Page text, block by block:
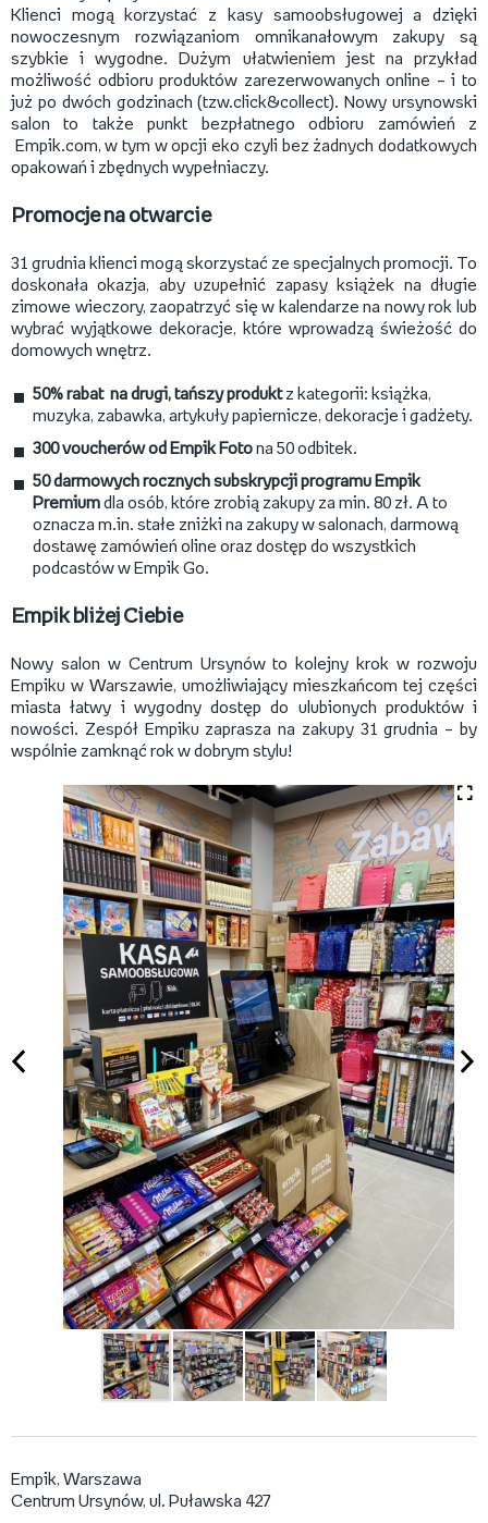
Klienci mogą korzystać z kasy samoobsługowej a dzięki
nowoczesnym rozwiązaniom omnikanałowym zakupy są
szybkie i wygodne. Dużym ułatwieniem jest na przykład
możliwość odbioru produktów zarezerwowanych online – i to
już po dwóch godzinach (tzw.click&collect). Nowy ursynowski
salon to także punkt bezpłatnego odbioru zamówień z
Empik.com, w tym w opcji eko czyli bez żadnych dodatkowych
opakowań i zbędnych wypełniaczy.
Promocje na otwarcie
31 grudnia klienci mogą skorzystać ze specjalnych promocji. To
doskonała okazja, aby uzupełnić zapasy książek na długie
zimowe wieczory, zaopatrzyć się w kalendarze na nowy rok lub
wybrać wyjątkowe dekoracje, które wprowadzą świeżość do
domowych wnętrz.
50% rabat na drugi, tańszy produktz kategorii: książka,
muzyka, zabawka, artykuły papiernicze, dekoracje i gadżety.
300 voucherów od Empik Foto na 50 odbitek.
50 darmowych rocznych subskrypcji programu Empik
Premium dla osób, które zrobią zakupy za min. 80 zł. A to
oznacza m.in. stałe zniżki na zakupy w salonach, darmową
dostawę zamówień oline oraz dostęp do wszystkich
podcastów w Empik Go.
​Empik bliżej Ciebie
Nowy salon w Centrum Ursynów to kolejny krok w rozwoju
Empiku w Warszawie, umożliwiający mieszkańcom tej części
miasta łatwy i wygodny dostęp do ulubionych produktów i
nowości. Zespół Empiku zaprasza na zakupy 31 grudnia – by
wspólnie zamknąć rok w dobrym stylu!
Empik, Warszawa
Centrum Ursynów, ul. Puławska 427